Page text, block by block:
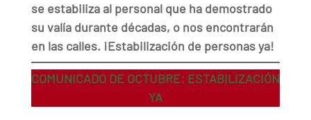
se estabiliza al personal que ha demostrado
su valía durante décadas, o nos encontrarán
en las calles. ¡Estabilización de personas ya!
COMUNICADO DE OCTUBRE: ESTABILIZACIÓN
YA